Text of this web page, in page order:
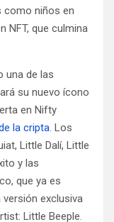
como niños en
NFT, que culmina
una de las
su nuevo ícono
en Nifty
la cripta. Los
Little Dalí, Little
y las
que ya es
versión exclusiva
Little Beeple.